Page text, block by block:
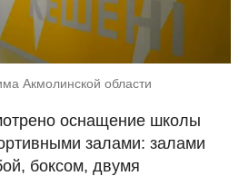
Акмолинской области
оснащение школы
залами: залами
боксом, двумя